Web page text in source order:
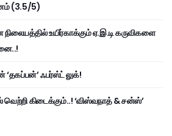
(3.5/5)
உயிர்காக்கும் ஏ.இ.டி கருவிகளை
‘தகப்பன்’ ஃபர்ஸ்ட் லுக்!
கிடைக்கும்..! ‘விஸ்வநாத் & சன்ஸ்’